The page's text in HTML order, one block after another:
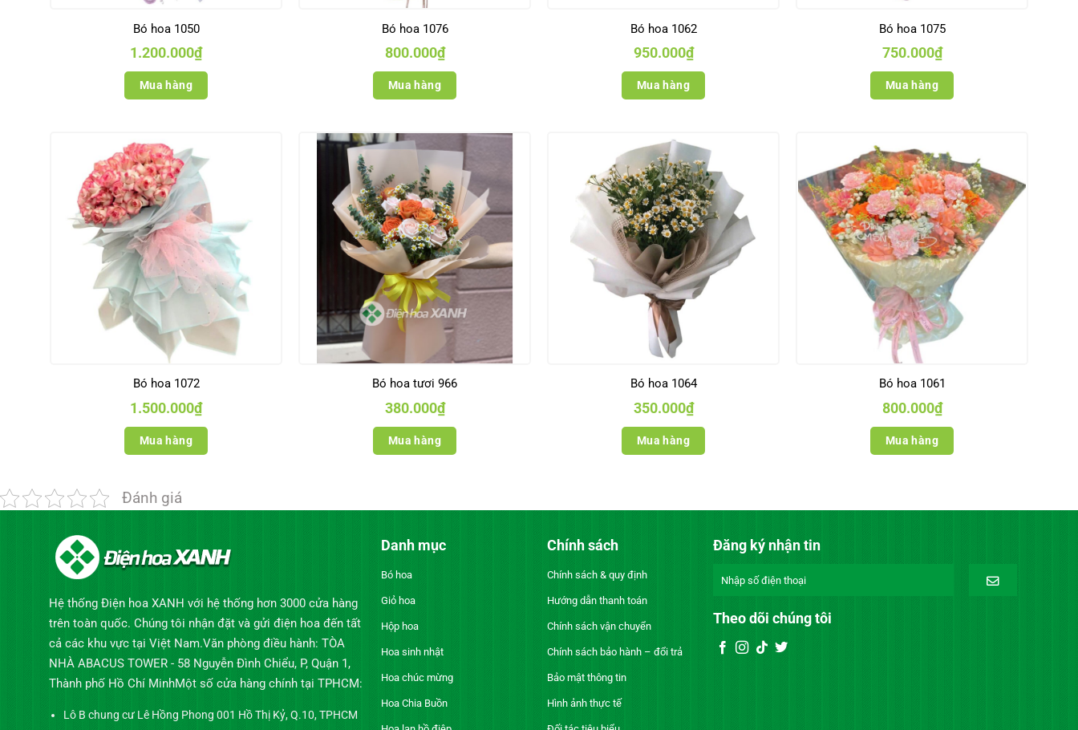
Bó hoa 1050
1.200.000₫
Mua hàng
Bó hoa 1076
800.000₫
Mua hàng
Bó hoa 1062
950.000₫
Mua hàng
Bó hoa 1075
750.000₫
Mua hàng
Bó hoa 1072
1.500.000₫
Mua hàng
Bó hoa tươi 966
380.000₫
Mua hàng
Bó hoa 1064
350.000₫
Mua hàng
Bó hoa 1061
800.000₫
Mua hàng
Đánh giá
Hệ thống Điện hoa XANH với hệ thống hơn 3000 cửa hàng
trên toàn quốc. Chúng tôi nhận đặt và gửi điện hoa đến tất
cả các khu vực tại Việt Nam.Văn phòng điều hành: TÒA
NHÀ ABACUS TOWER - 58 Nguyễn Đình Chiểu, P, Quận 1,
Thành phố Hồ Chí MinhMột số cửa hàng chính tại TPHCM:
Lô B chung cư Lê Hồng Phong 001 Hồ Thị Kỷ, Q.10, TPHCM
Danh mục
Bó hoa
Giỏ hoa
Hộp hoa
Hoa sinh nhật
Hoa chúc mừng
Hoa Chia Buồn
Chính sách
Chính sách & quy định
Hướng dẫn thanh toán
Chính sách vận chuyển
Chính sách bảo hành – đổi trả
Bảo mật thông tin
Hình ảnh thực tế
Đăng ký nhận tin
Theo dõi chúng tôi